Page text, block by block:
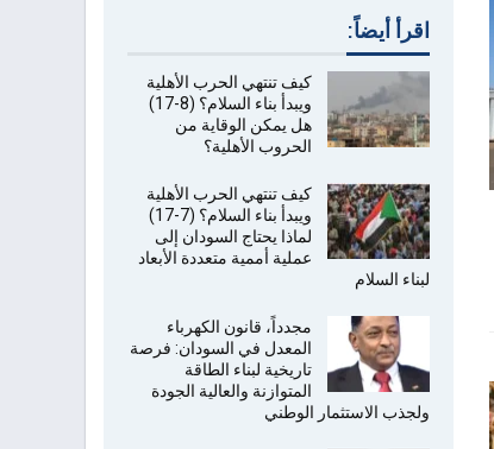
اقرأ أيضاً:
كيف تنتهي الحرب الأهلية
ويبدأ بناء السلام؟ (8-17)
هل يمكن الوقاية من
الحروب الأهلية؟
كيف تنتهي الحرب الأهلية
ويبدأ بناء السلام؟ (7-17)
لماذا يحتاج السودان إلى
عملية أممية متعددة الأبعاد
لبناء السلام
مجدداً، قانون الكهرباء
المعدل في السودان: فرصة
تاريخية لبناء الطاقة
المتوازنة والعالية الجودة
ولجذب الاستثمار الوطني